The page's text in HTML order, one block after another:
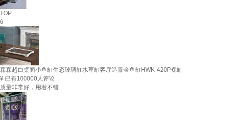
TOP
6
森森超白桌面小鱼缸生态玻璃缸水草缸客厅造景金鱼缸HWK-420P裸缸
¥ 已有100000人评论
质量非常好，用着不错